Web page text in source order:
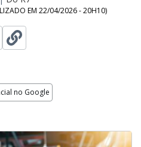
EM 22/04/2026 - 20H10)
no Google